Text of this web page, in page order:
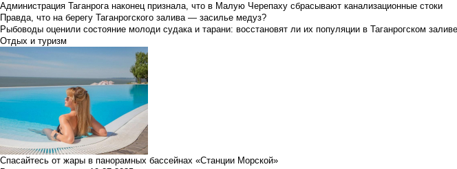
Администрация Таганрога наконец признала, что в Малую Черепаху сбрасывают канализационные стоки
Правда, что на берегу Таганрогского залива — засилье медуз?
Рыбоводы оценили состояние молоди судака и тарани: восстановят ли их популяции в Таганрогском
Отдых и туризм
Спасайтесь от жары в панорамных бассейнах «Станции Морской»